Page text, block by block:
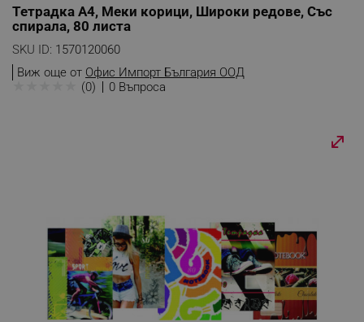
Тетрадка A4, Меки корици, Широки редове, Със
спирала, 80 листа
SKU ID: 1570120060
Виж още от Офис Импорт България ООД
★ (0) 0 Въпроса